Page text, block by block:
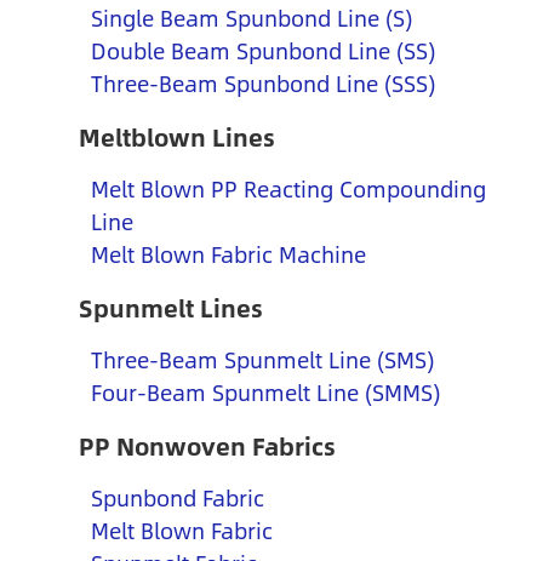
Single Beam Spunbond Line (S)
Double Beam Spunbond Line (SS)
Three-Beam Spunbond Line (SSS)
Meltblown Lines
Melt Blown PP Reacting Compounding
Line
Melt Blown Fabric Machine
Spunmelt Lines
Three-Beam Spunmelt Line (SMS)
Four-Beam Spunmelt Line (SMMS)
PP Nonwoven Fabrics
Spunbond Fabric
Melt Blown Fabric